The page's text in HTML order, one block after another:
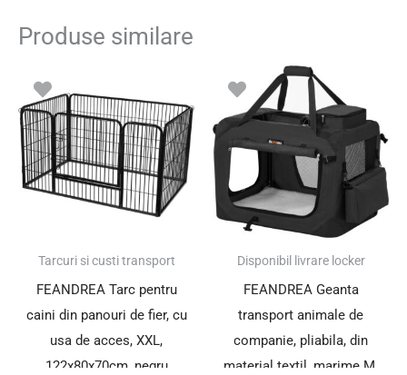
Produse similare
Tarcuri si custi transport
FEANDREA Tarc pentru
caini din panouri de fier, cu
usa de acces, XXL,
122x80x70cm, negru
Disponibil livrare locker
FEANDREA Geanta
transport animale de
companie, pliabila, din
material textil, marime M,